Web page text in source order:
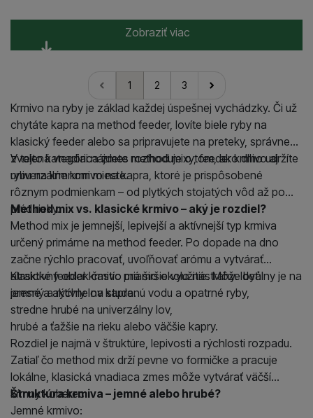
Zobraziť viac
1 2 3
nasledujúci
Krmivo na ryby je základ každej úspešnej vychádzky. Či už
chytáte kapra na method feeder, lovíte biele ryby na
klasický feeder alebo sa pripravujete na preteky, správne
zvolená vnadiaca zmes rozhoduje o tom, ako dlho udržíte
rybu na kŕmnom mieste.
V tejto kategórii nájdete method mixy, feeder krmivo aj
univerzálne krmivo na kapra, ktoré je prispôsobené
rôznym podmienkam – od plytkých stojatých vôd až po
prúd rieky.
Method mix vs. klasické krmivo – aký je rozdiel?
Method mix je jemnejší, lepivejší a aktívnejší typ krmiva
určený primárne na method feeder. Po dopade na dno
začne rýchlo pracovať, uvoľňovať arómu a vytvárať
atraktívny oblak častíc priamo okolo nástrahy. Ideálny je na
presný a rýchly lov kapra.
Klasické feeder krmivo má širšie využitie. Môže byť:
jemné a aktívne na studenú vodu a opatrné ryby,
stredne hrubé na univerzálny lov,
hrubé a ťažšie na rieku alebo väčšie kapry.
Rozdiel je najmä v štruktúre, lepivosti a rýchlosti rozpadu.
Zatiaľ čo method mix drží pevne vo formičke a pracuje
lokálne, klasická vnadiaca zmes môže vytvárať väčší
kŕmny koberec.
Štruktúra krmiva – jemné alebo hrubé?
Jemné krmivo: